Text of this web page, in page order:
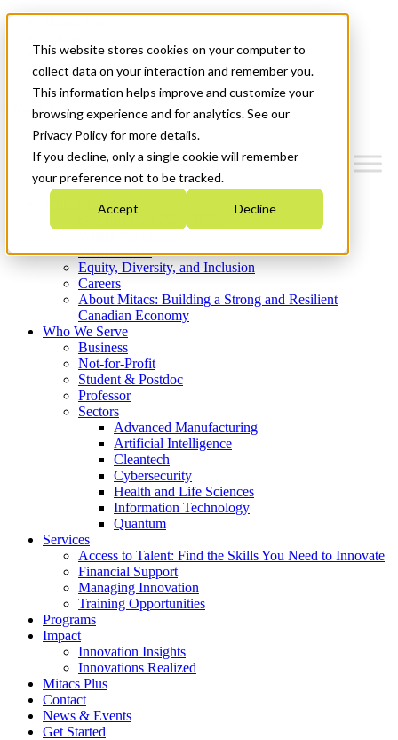
This website stores cookies on your computer to
collect data on your interaction and remember you.
This information helps improve and customize your
browsing experience and for analytics. See our
Privacy Policy for more details.
If you decline, only a single cookie will remember
your preference not to be tracked.
Accept Decline
News & Events
Get Started
Menu
Who We Are
Strategic Plan 2026-2030
What We Do
Equity, Diversity, and Inclusion
Careers
About Mitacs: Building a Strong and Resilient
Canadian Economy
Who We Serve
Business
Not-for-Profit
Student & Postdoc
Professor
Sectors
Advanced Manufacturing
Artificial Intelligence
Cleantech
Cybersecurity
Health and Life Sciences
Information Technology
Quantum
Services
Access to Talent: Find the Skills You Need to Innovate
Financial Support
Managing Innovation
Training Opportunities
Programs
Impact
Innovation Insights
Innovations Realized
Mitacs Plus
Contact
News & Events
Get Started